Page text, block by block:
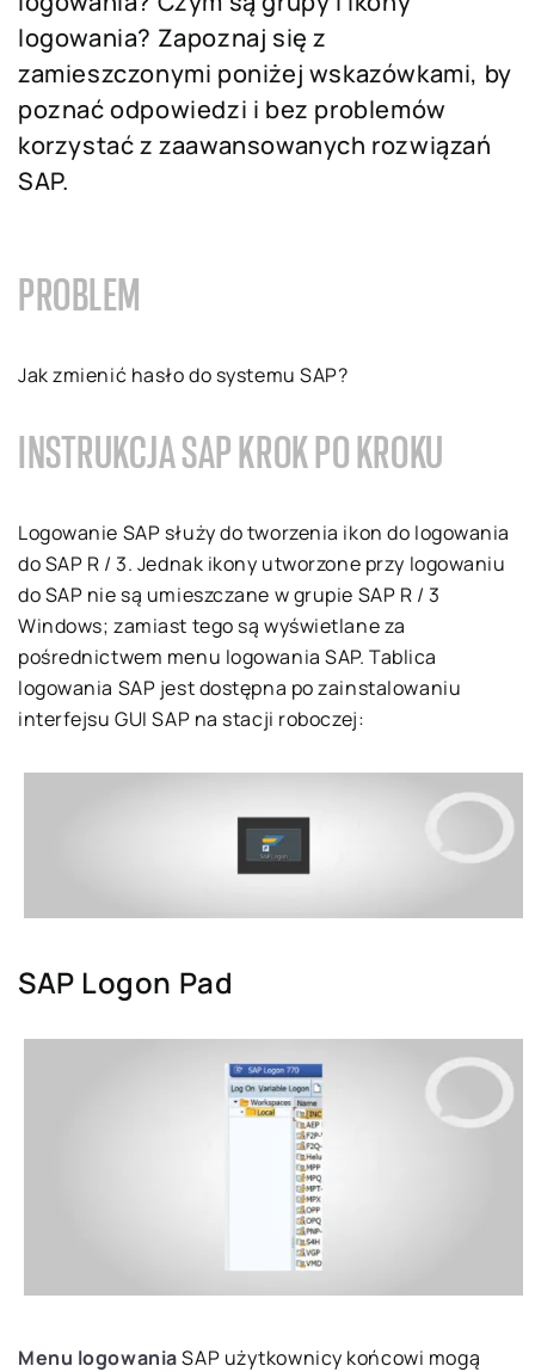
logowania? Zapoznaj się z
zamieszczonymi poniżej wskazówkami, by
poznać odpowiedzi i bez problemów
korzystać z zaawansowanych rozwiązań
SAP.
PROBLEM
Jak zmienić hasło do systemu SAP?
INSTRUKCJA SAP KROK PO KROKU
Logowanie SAP służy do tworzenia ikon do logowania
do SAP R / 3. Jednak ikony utworzone przy logowaniu
do SAP nie są umieszczane w grupie SAP R / 3
Windows; zamiast tego są wyświetlane za
pośrednictwem menu logowania SAP. Tablica
logowania SAP jest dostępna po zainstalowaniu
interfejsu GUI SAP na stacji roboczej:
SAP Logon Pad
Menu logowaniaSAP użytkownicy końcowi mogą